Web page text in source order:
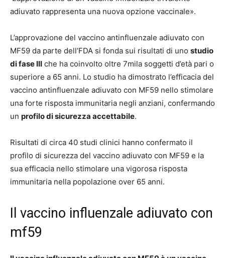
adiuvato rappresenta una nuova opzione vaccinale».
L’approvazione del vaccino antinfluenzale adiuvato con
MF59 da parte dell’FDA si fonda sui risultati di uno studio
di fase III che ha coinvolto oltre 7mila soggetti d’età pari o
superiore a 65 anni. Lo studio ha dimostrato l’efficacia del
vaccino antinfluenzale adiuvato con MF59 nello stimolare
una forte risposta immunitaria negli anziani, confermando
un profilo di sicurezza accettabile.
Risultati di circa 40 studi clinici hanno confermato il
profilo di sicurezza del vaccino adiuvato con MF59 e la
sua efficacia nello stimolare una vigorosa risposta
immunitaria nella popolazione over 65 anni.
Il vaccino influenzale adiuvato con
mf59